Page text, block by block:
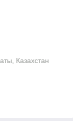
Казахстан